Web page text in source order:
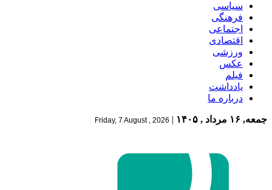
سیاسی
فرهنگی
اجتماعی
اقتصادی
ورزشی
عکس
فیلم
یادداشت
درباره ما
جمعه, ۱۶ مرداد , ۱۴۰۵ |
Friday, 7 August , 2026